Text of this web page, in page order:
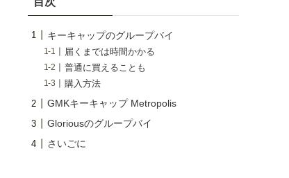
キーキャップのグループバイ
届くまでは時間かかる
普通に買えることも
購入方法
GMKキーキャップ Metropolis
Gloriousのグループバイ
さいごに